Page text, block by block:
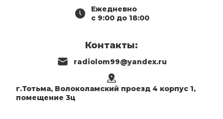
Ежедневно
с 9:00 до 18:00
Контакты:
radiolom99@yandex.ru
г.Тотьма, Волоколамский проезд 4 корпус 1,
помещение 3ц